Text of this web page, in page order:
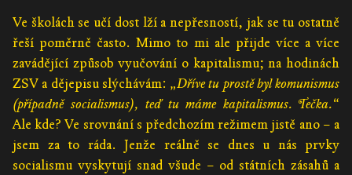
Ve školách se učí dost lží a nepřesností, jak se tu ostatně
řeší poměrně často. Mimo to mi ale přijde více a více
zavádějící způsob vyučování o kapitalismu; na hodinách
ZSV a dějepisu slýchávám: „Dříve tu prostě byl komunismus
(případně socialismus), teď tu máme kapitalismus. Tečka.“
Ale kde? Ve srovnání s předchozím režimem jistě ano – a
jsem za to ráda. Jenže reálně se dnes u nás prvky
socialismu vyskytují snad všude – od státních zásahů a